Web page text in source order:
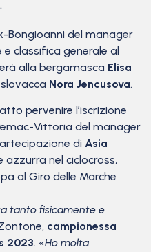
Bongioanni del manager
classifica generale al
alla bergamasca Elisa
Nora Jencusova.
pervenire l’iscrizione
Vittoria del manager
di Asia
azzurra nel ciclocross,
al Giro delle Marche
tanto fisicamente e
campionessa
2023. «Ho molta